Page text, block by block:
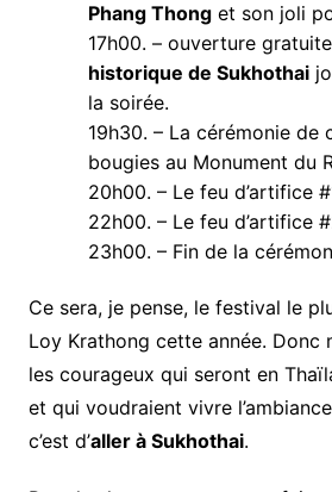
Phang Thonget son joli
17h00. – ouverture
historique de Sukhothai
la soirée.
19h30. – La cérémonie de
bougies au Monument du
20h00. – Le feu d’artifice
22h00. – Le feu d’artifice
23h00. – Fin de la
Ce sera, je pense, le festival le
Loy Krathong cette année. Donc
les courageux qui seront en
et qui voudraient vivre
c’est d’aller à Sukhothai.